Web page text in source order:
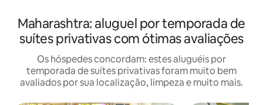
Maharashtra: aluguel por temporada de
suítes privativas com ótimas avaliações
Os hóspedes concordam: estes aluguéis por
temporada de suítes privativas foram muito bem
avaliados por sua localização, limpeza e muito mais.